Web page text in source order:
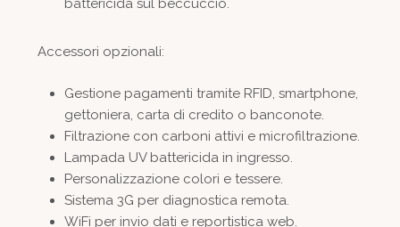
battericida sul beccuccio.
Accessori opzionali:
Gestione pagamenti tramite RFID, smartphone,
gettoniera, carta di credito o banconote.
Filtrazione con carboni attivi e microfiltrazione.
Lampada UV battericida in ingresso.
Personalizzazione colori e tessere.
Sistema 3G per diagnostica remota.
WiFi per invio dati e reportistica web.